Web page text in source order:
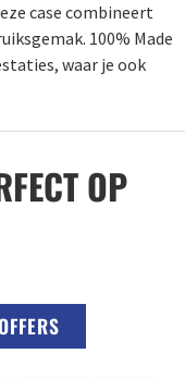
case combineert
100% Made
waar je ook
OP